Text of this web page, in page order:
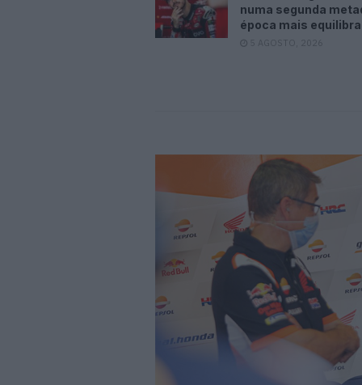
numa segunda
época mais
5 AGOSTO, 2026